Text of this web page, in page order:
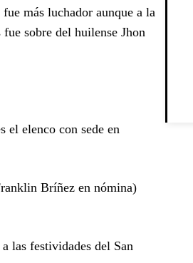
más luchador aunque a la
sobre del huilense Jhon
elenco con sede en
Bríñez en nómina)
las festividades del San